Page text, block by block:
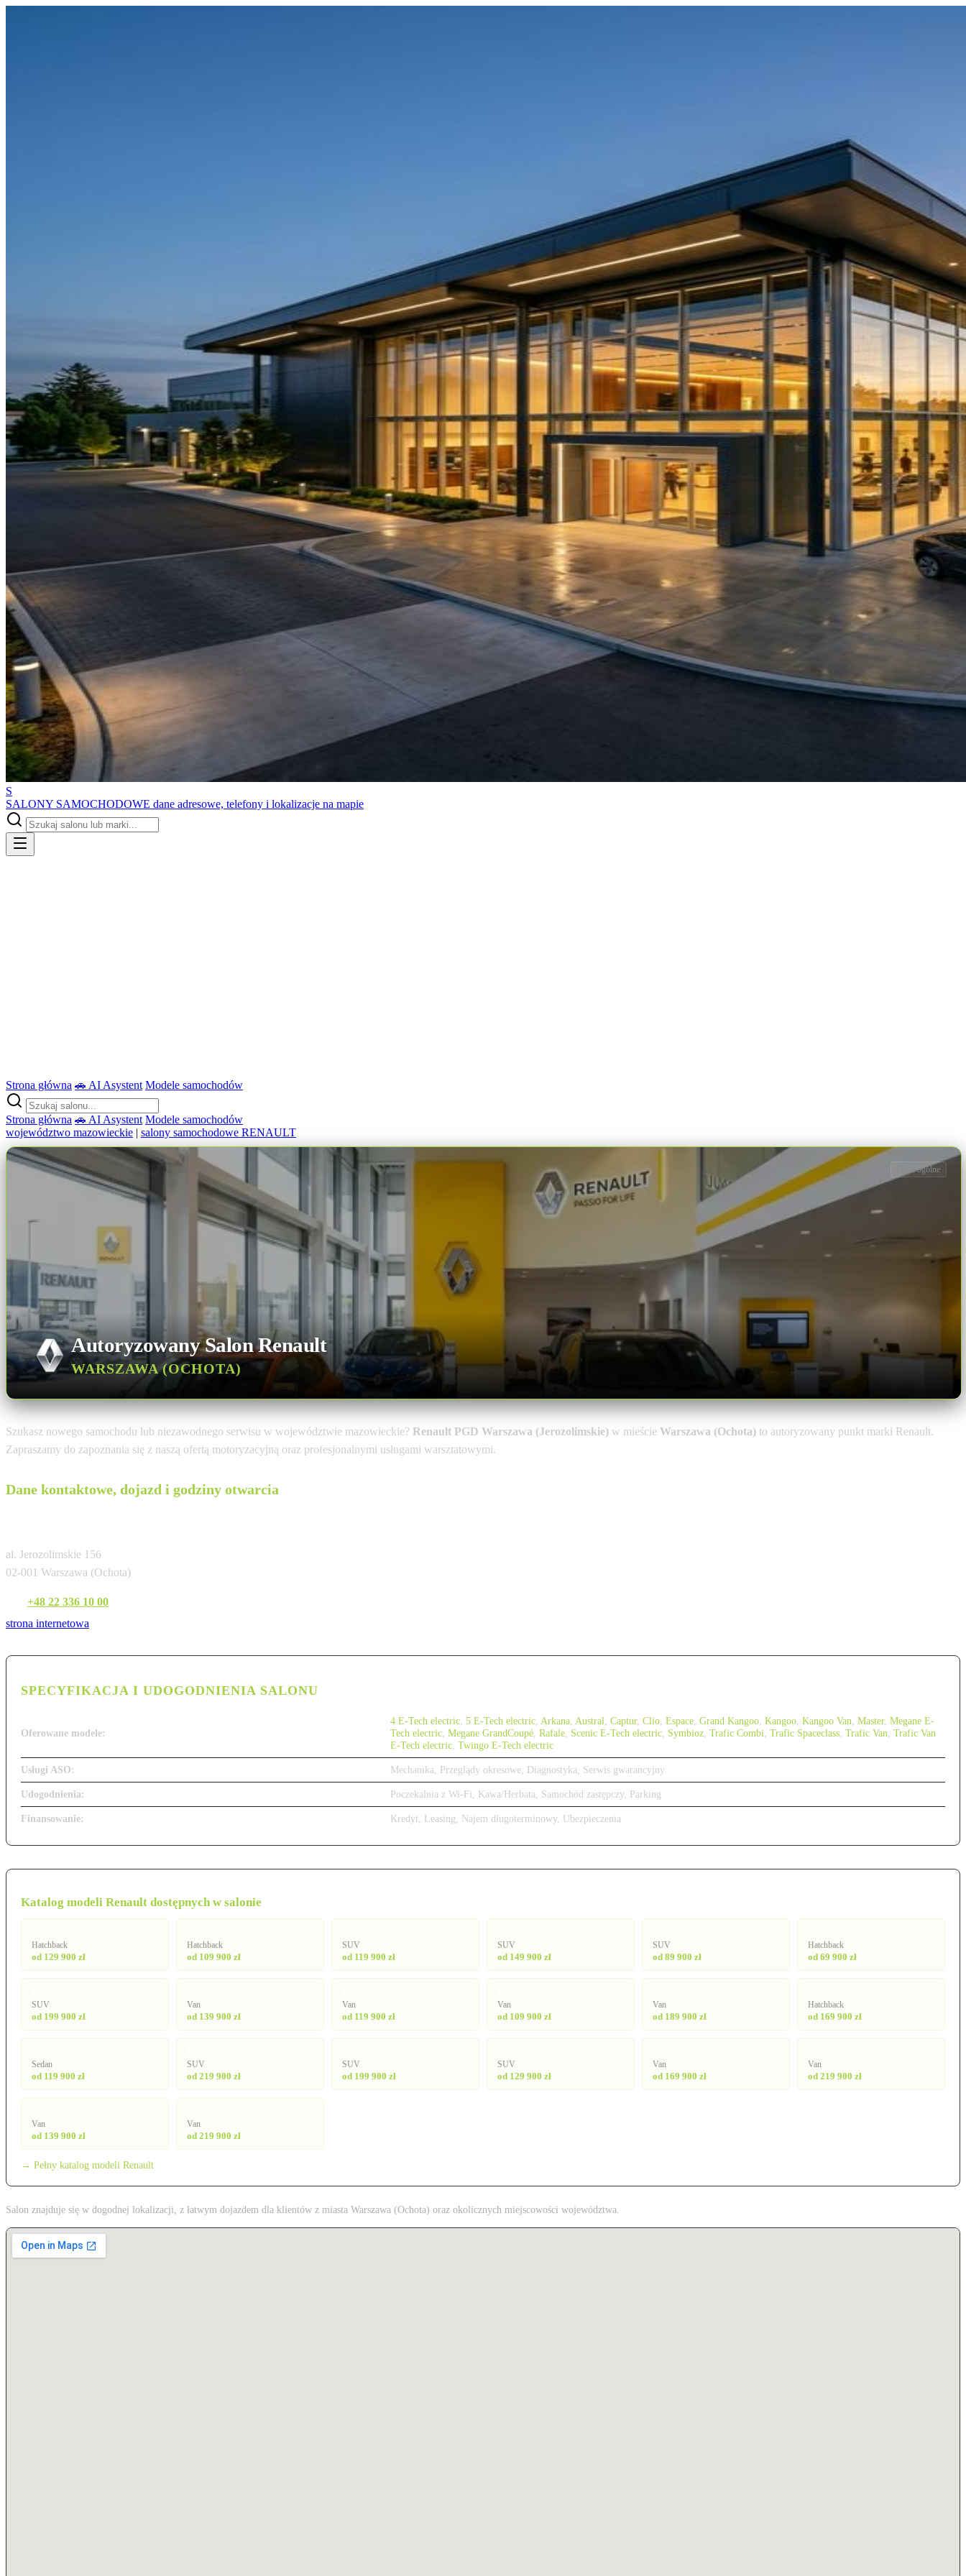
S
SALONY SAMOCHODOWE dane adresowe, telefony i lokalizacje na mapie
Strona główna 🚗 AI Asystent Modele samochodów
Strona główna 🚗 AI Asystent Modele samochodów
województwo mazowieckie | salony samochodowe RENAULT
Autoryzowany Salon Renault
WARSZAWA (OCHOTA)
Dane ogólne
Szukasz nowego samochodu lub niezawodnego serwisu w województwie mazowieckie? Renault PGD Warszawa (Jerozolimskie) w mieście Warszawa (Ochota) to autoryzowany punkt marki Renault.
Zapraszamy do zapoznania się z naszą ofertą motoryzacyjną oraz profesjonalnymi usługami warsztatowymi.
Dane kontaktowe, dojazd i godziny otwarcia
al. Jerozolimskie 156
02-001 Warszawa (Ochota)
+48 22 336 10 00
strona internetowa
SPECYFIKACJA I UDOGODNIENIA SALONU
Oferowane modele:
4 E-Tech electric 5 E-Tech electric Arkana Austral Captur, Clio Espace Grand Kangoo Kangoo Kangoo Van Master, Megane E-
Tech electric Megane GrandCoupé Rafale Scenic E-Tech electric Symbioz Trafic Combi Trafic Spaceclass Trafic Van Trafic Van
E-Tech electric Twingo E-Tech electric
Usługi ASO: Mechanika, Przeglądy okresowe, Diagnostyka, Serwis gwarancyjny
Udogodnienia: Poczekalnia z Wi-Fi, Kawa/Herbata, Samochód zastępczy, Parking
Finansowanie: Kredyt, Leasing, Najem długoterminowy, Ubezpieczenia
Katalog modeli Renault dostępnych w salonie
Hatchback
od 129 900 zł
Hatchback
od 109 900 zł
SUV
od 119 900 zł
SUV
od 149 900 zł
SUV
od 89 900 zł
Hatchback
od 69 900 zł
SUV
od 199 900 zł
Van
od 139 900 zł
Van
od 119 900 zł
Van
od 109 900 zł
Van
od 189 900 zł
Hatchback
od 169 900 zł
Sedan
od 119 900 zł
SUV
od 219 900 zł
SUV
od 199 900 zł
SUV
od 129 900 zł
Van
od 169 900 zł
Van
od 219 900 zł
Van
od 139 900 zł
Van
od 219 900 zł
→ Pełny katalog modeli Renault
Salon znajduje się w dogodnej lokalizacji, z łatwym dojazdem dla klientów z miasta Warszawa (Ochota) oraz okolicznych miejscowości województwa.